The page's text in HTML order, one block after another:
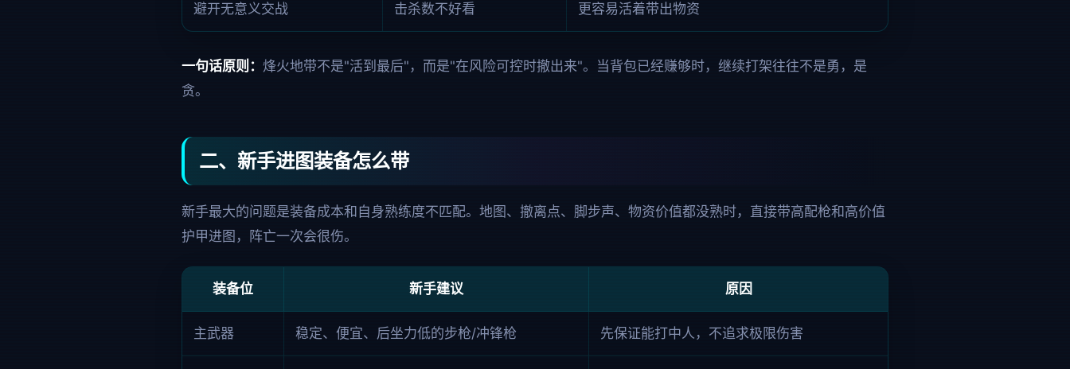
避开无意义交战 击杀数不好看 更容易活着带出物资
一句话原则： 烽火地带不是"活到最后"，而是"在风险可控时撤出来"。当背包已经赚够时，继续打架往往不是勇，是
贪。
二、新手进图装备怎么带
新手最大的问题是装备成本和自身熟练度不匹配。地图、撤离点、脚步声、物资价值都没熟时，直接带高配枪和高价值
护甲进图，阵亡一次会很伤。
装备位 新手建议 原因
主武器 稳定、便宜、后坐力低的步枪/冲锋枪 先保证能打中人，不追求极限伤害